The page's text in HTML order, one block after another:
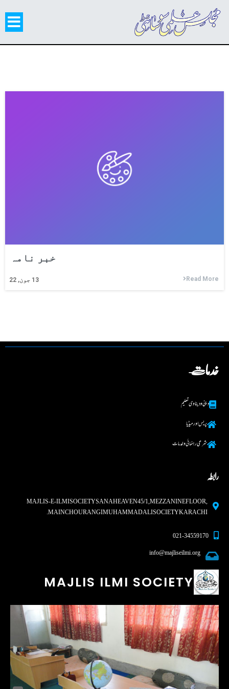
خبر نامہ
13 جون, 22 Read More
خدمات
دینی و دینا وی تعلیم
پریس اور میڈیا
شرعی رہنما ئی و خدمات
رابطہ
MAJLIS-E-ILMI SOCIETY SANA HEAVEN 45/1, MEZZANINE FLOOR,
MAIN CHOURANGI MUHAMMAD ALI SOCIETY KARACHI.
021-34559170
info@majliseilmi.org
MAJLIS ILMI SOCIETY